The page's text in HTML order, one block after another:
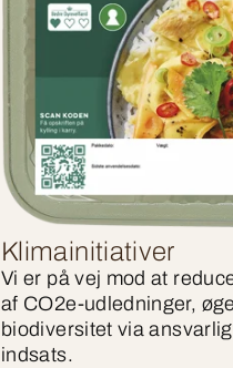
Klimainitiativer
Vi er på vej mod at
af CO2e-udledninger,
biodiversitet via
indsats.